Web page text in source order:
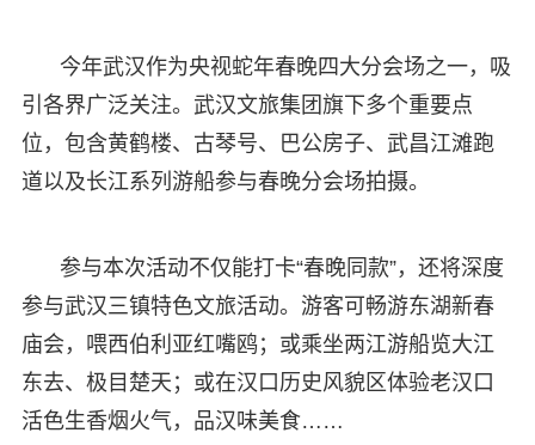
今年武汉作为央视蛇年春晚四大分会场之一，吸
引各界广泛关注。武汉文旅集团旗下多个重要点
位，包含黄鹤楼、古琴号、巴公房子、武昌江滩跑
道以及长江系列游船参与春晚分会场拍摄。
参与本次活动不仅能打卡“春晚同款”，还将深度
参与武汉三镇特色文旅活动。游客可畅游东湖新春
庙会，喂西伯利亚红嘴鸥；或乘坐两江游船览大江
东去、极目楚天；或在汉口历史风貌区体验老汉口
活色生香烟火气，品汉味美食……